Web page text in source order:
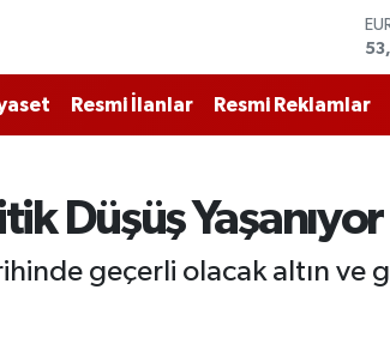
Resmi İlanlar Resmi Reklamlar
Düşüş Yaşanıyor
geçerli olacak altın ve